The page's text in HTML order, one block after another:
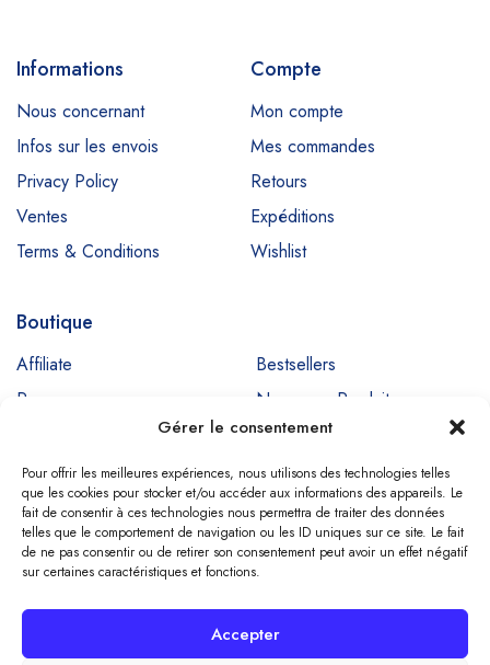
Gérer le consentement
Pour offrir les meilleures expériences, nous utilisons des technologies telles
que les cookies pour stocker et/ou accéder aux informations des appareils. Le
fait de consentir à ces technologies nous permettra de traiter des données
telles que le comportement de navigation ou les ID uniques sur ce site. Le fait
de ne pas consentir ou de retirer son consentement peut avoir un effet négatif
sur certaines caractéristiques et fonctions.
Accepter
Informations
Nous concernant
Infos sur les envois
Privacy Policy
Ventes
Terms & Conditions
Compte
Mon compte
Mes commandes
Retours
Expéditions
Wishlist
Boutique
Affiliate
Bestsellers
Promos
Nouveaux Produits
Copyright © SIGNADENT. All Rights Reserved